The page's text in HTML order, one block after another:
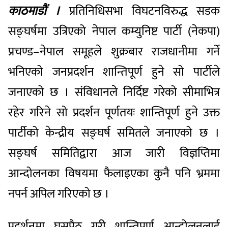
काठमाडौं ।प्रतिनिधिसभा विघटनविरुद्ध सडक
सङ्घर्षमा उत्रिएको नेपाल कम्युनिष्ट पार्टी (नेकपा)
प्रचण्ड–नेपाल समूहले शुक्रबार राजधानीमा गर्ने
भनिएको जनप्रदर्शन शान्तिपूर्ण हुने सो पार्टीले
जनाएको छ । संविधानले निर्दिष्ट गरेको सीमाभित्र
रहेर गरिने सो प्रदर्शन पूर्णतयः शान्तिपूर्ण हुने उक्त
पार्टीको केन्द्रीय सङ्घर्ष समितले जनाएको छ ।
सङ्घर्ष समितिद्वारा आज जारी विज्ञप्तिमा
आन्दोलनका विषयमा फैलाइएका कुनै पनि भ्रममा
नपर्न अपिल गरिएको छ ।